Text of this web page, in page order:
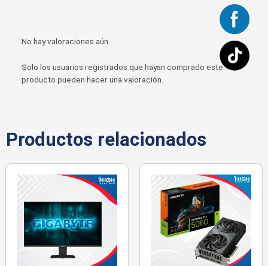
No hay valoraciones aún.
Solo los usuarios registrados que hayan comprado este
producto pueden hacer una valoración.
Productos relacionados